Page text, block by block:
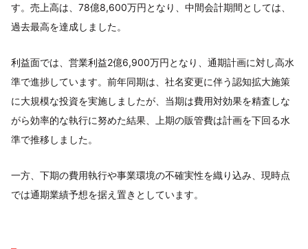
す。売上高は、78億8,600万円となり、中間会計期間としては、
過去最高を達成しました。
利益面では、営業利益2億6,900万円となり、通期計画に対し高水
準で進捗しています。前年同期は、社名変更に伴う認知拡大施策
に大規模な投資を実施しましたが、当期は費用対効果を精査しな
がら効率的な執行に努めた結果、上期の販管費は計画を下回る水
準で推移しました。
一方、下期の費用執行や事業環境の不確実性を織り込み、現時点
では通期業績予想を据え置きとしています。